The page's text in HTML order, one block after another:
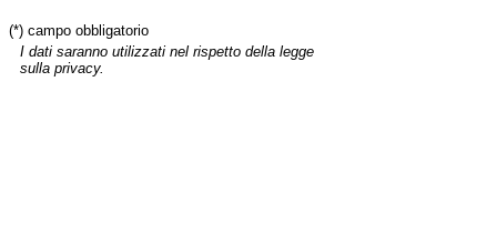
(*) campo obbligatorio
I dati saranno utilizzati nel rispetto della legge
sulla privacy.